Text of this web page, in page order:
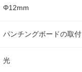
Φ12mm
パンチングボードの取付
光